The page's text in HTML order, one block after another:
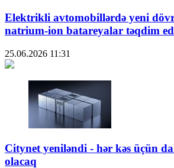
Elektrikli avtomobillərdə yeni
natrium-ion batareyalar təqdim
25.06.2026 11:31
Citynet yeniləndi - hər kəs üçün
olacaq